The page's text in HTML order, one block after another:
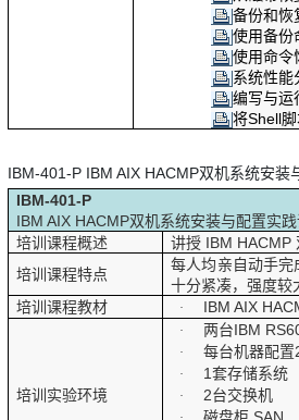
备份和恢
使用备份
使用命令
系统性能
编写与运
将Shell
IBM-401-P IBM AIX HACMP双机系统安装
IBM-401-P
IBM AIX HACMP双机系统安装与配置实
培训课程概述
讲授 IBM HACMP
培训课程特点
每人均亲自动手完
十分紧凑，强度较
培训课程教材
· IBM AIX
培训实验环境
· 两台IBM
· 每台机器配置
· 1套存储系统
· 2台交换机